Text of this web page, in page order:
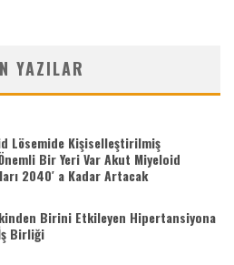
YAZILAR
Lösemide Kişiselleştirilmiş
Bir Yeri Var Akut Miyeloid
2040′ a Kadar Artacak
Birini Etkileyen Hipertansiyona
Birliği